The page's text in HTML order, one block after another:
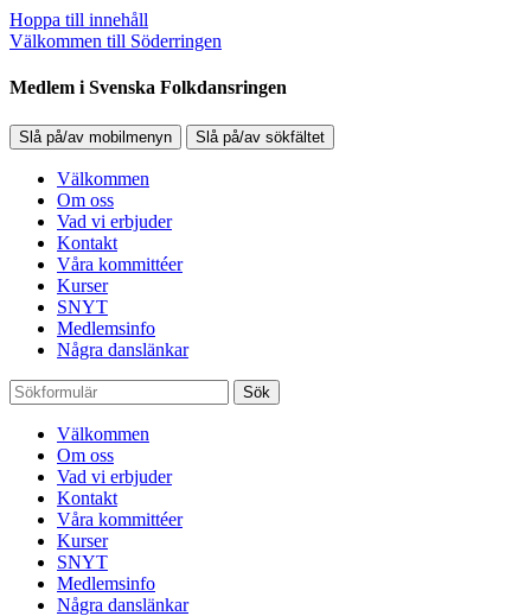
Hoppa till innehåll
Välkommen till Söderringen
Medlem i Svenska Folkdansringen
Slå på/av mobilmenyn Slå på/av sökfältet
Välkommen
Om oss
Vad vi erbjuder
Kontakt
Våra kommittéer
Kurser
SNYT
Medlemsinfo
Några danslänkar
Sök
Välkommen
Om oss
Vad vi erbjuder
Kontakt
Våra kommittéer
Kurser
SNYT
Medlemsinfo
Några danslänkar